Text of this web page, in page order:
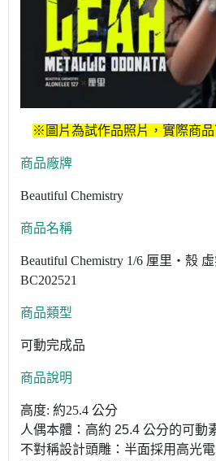
※圖片為試作品照片，實際商
商品廠牌
Beautiful Chemistry
商品名稱
Beautiful Chemistry 1/6 厘里‧殼
BC202521
商品類型
可動完成品
商品說明
高度: 約25.4 公分
人偶本體：高約 25.4 公分的可動
不對稱設計頭雕：半面採用高光